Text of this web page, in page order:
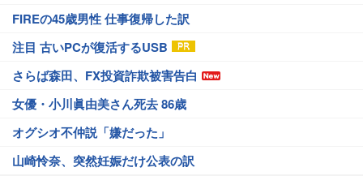
FIREの45歳男性 仕事復帰した訳
注目 古いPCが復活するUSB
さらば森田、FX投資詐欺被害告白
女優・小川眞由美さん死去 86歳
オグシオ不仲説「嫌だった」
山崎怜奈、突然妊娠だけ公表の訳